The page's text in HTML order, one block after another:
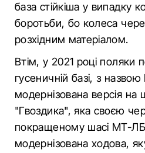
база стійкіша у випадку
боротьби, бо колеса
розхідним матеріалом.
Втім, у 2021 році поляки
гусеничній базі, з
модернізована версія на
"Гвоздика", яка своєю
покращеному шасі МТ-
модернізована ходова,